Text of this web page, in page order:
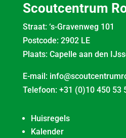
Scoutcentrum
Straat: ‘s-Gravenweg 101
Postcode: 2902 LE
Plaats: Capelle aan den
E-mail:
Telefoon: +31 (0)10 450 53
Huisregels
Kalender